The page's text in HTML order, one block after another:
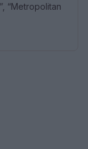
“Metropolitan